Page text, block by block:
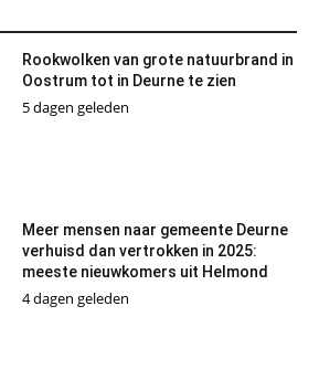
Rookwolken van grote natuurbrand in
Oostrum tot in Deurne te zien
5 dagen geleden
Meer mensen naar gemeente Deurne
verhuisd dan vertrokken in 2025:
meeste nieuwkomers uit Helmond
4 dagen geleden